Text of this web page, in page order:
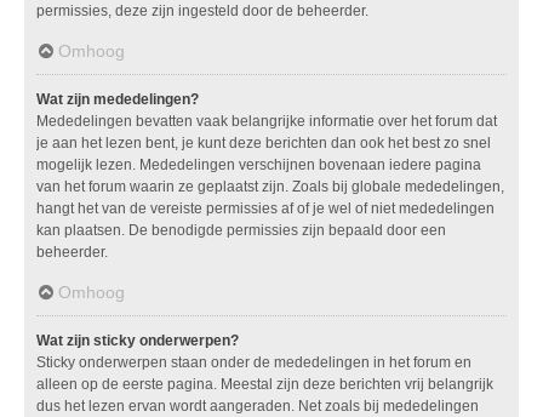
permissies, deze zijn ingesteld door de beheerder.
Omhoog
Wat zijn mededelingen?
Mededelingen bevatten vaak belangrijke informatie over het forum dat
je aan het lezen bent, je kunt deze berichten dan ook het best zo snel
mogelijk lezen. Mededelingen verschijnen bovenaan iedere pagina
van het forum waarin ze geplaatst zijn. Zoals bij globale mededelingen,
hangt het van de vereiste permissies af of je wel of niet mededelingen
kan plaatsen. De benodigde permissies zijn bepaald door een
beheerder.
Omhoog
Wat zijn sticky onderwerpen?
Sticky onderwerpen staan onder de mededelingen in het forum en
alleen op de eerste pagina. Meestal zijn deze berichten vrij belangrijk
dus het lezen ervan wordt aangeraden. Net zoals bij mededelingen